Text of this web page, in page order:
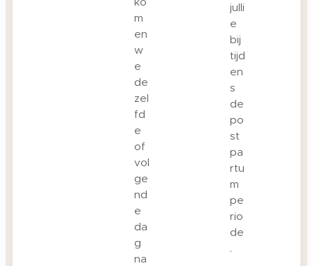
m
en
w
e
de
zel
fd
e
of
vol
ge
nd
e
da
g
na
julli
e
bij
tijd
en
s
de
po
st
pa
rtu
m
pe
rio
de
.